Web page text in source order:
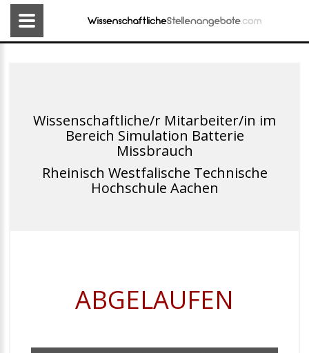
Wissenschaftliche/r Mitarbeiter/in im
Bereich Simulation Batterie
Missbrauch
Rheinisch Westfalische Technische
Hochschule Aachen
ABGELAUFEN